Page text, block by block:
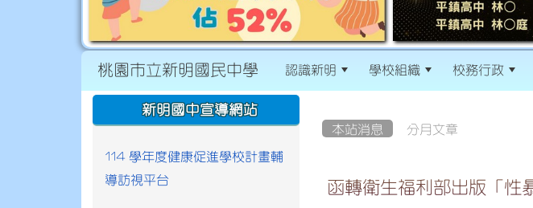
桃園市立新明國民中學 認識新明 學校組織 校務行政
本站消息 分月文章
函轉衛生福利部出版「性
:::
新明國中宣導網站
114 學年度健康促進學校計畫輔
導訪視平台